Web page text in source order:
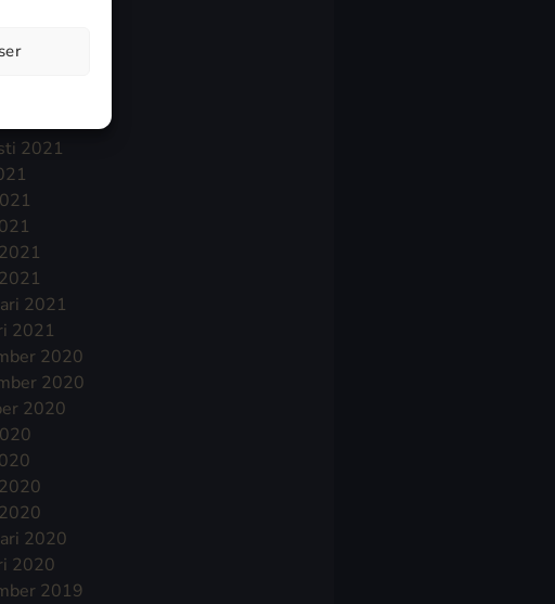
2021
2021
2021
2021
2020
2020
2020
2020
2020
2019